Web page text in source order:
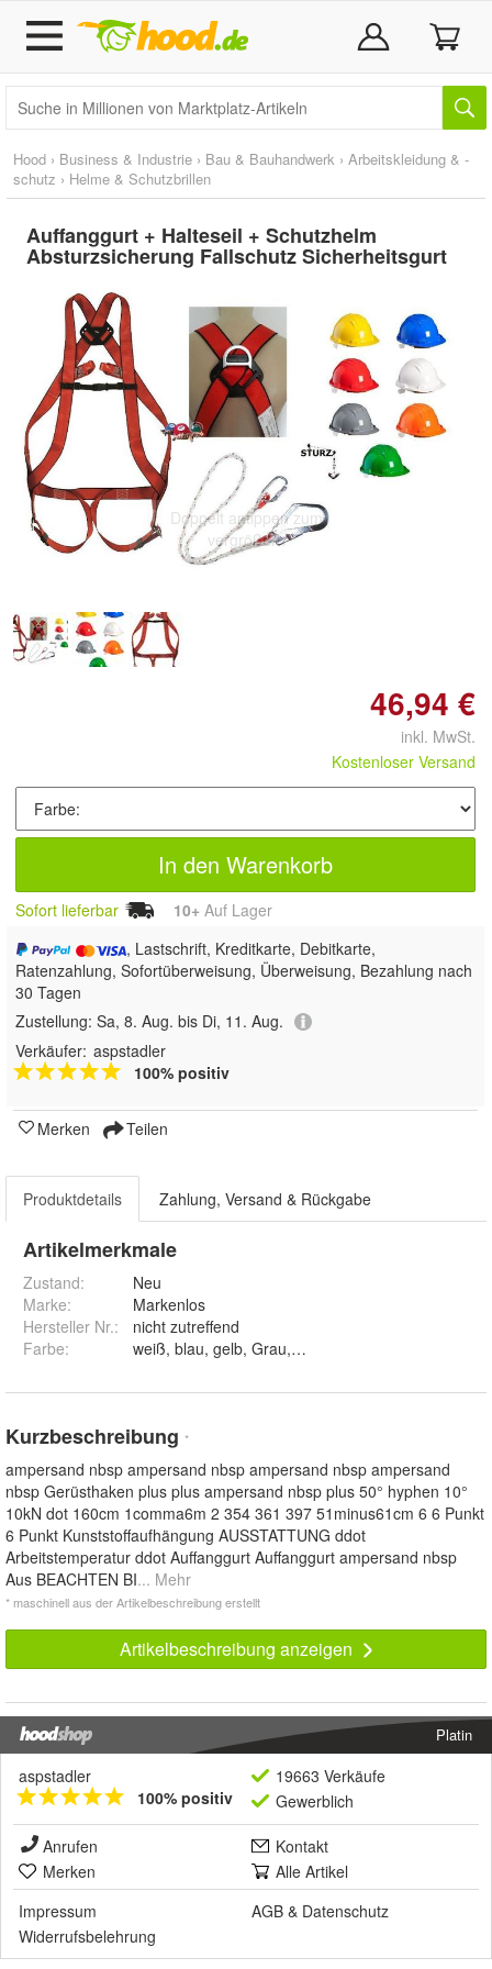
Hood › Business & Industrie › Bau & Bauhandwerk › Arbeitskleidung & -
schutz › Helme & Schutzbrillen
Auffanggurt + Halteseil + Schutzhelm
Absturzsicherung Fallschutz Sicherheitsgurt
Doppelt antippen zum
vergrößern
46,94 €
inkl. MwSt.
Kostenloser Versand
In den Warenkorb
Sofort lieferbar 10+ Auf Lager
, Lastschrift, Kreditkarte, Debitkarte,
Ratenzahlung, Sofortüberweisung, Überweisung, Bezahlung nach
30 Tagen
Zustellung: Sa, 8. Aug. bis Di, 11. Aug.
Verkäufer: aspstadler
100% positiv
Merken Teilen
Produktdetails Zahlung, Versand & Rückgabe
Artikelmerkmale
Zustand:
Neu
Marke:
Markenlos
Hersteller Nr.:
nicht zutreffend
Farbe:
Kurzbeschreibung *
ampersand nbsp ampersand nbsp ampersand nbsp ampersand
nbsp Gerüsthaken plus plus ampersand nbsp plus 50° hyphen 10°
10kN dot 160cm 1comma6m 2 354 361 397 51minus61cm 6 6 Punkt
6 Punkt Kunststoffaufhängung AUSSTATTUNG ddot
Arbeitstemperatur ddot Auffanggurt Auffanggurt ampersand nbsp
Aus BEACHTEN BI... Mehr
* maschinell aus der Artikelbeschreibung erstellt
Artikelbeschreibung anzeigen
Platin
aspstadler
100% positiv
19663 Verkäufe
Gewerblich
Anrufen
Kontakt
Merken
Alle Artikel
Impressum
AGB & Datenschutz
Widerrufsbelehrung